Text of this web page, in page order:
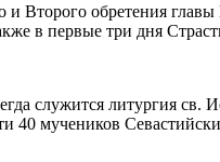
Второго обретения
в первые три дня
служится литургия св.
40 мучеников